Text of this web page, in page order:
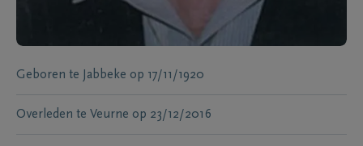
Geboren te Jabbeke op 17/11/1920
Overleden te Veurne op 23/12/2016